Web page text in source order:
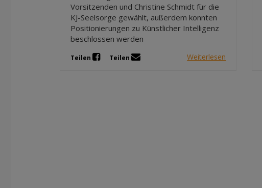
Vorsitzenden und Christine Schmidt für die
KJ-Seelsorge gewählt, außerdem konnten
Positionierungen zu Künstlicher Intelligenz
beschlossen werden
Teilen Teilen Weiterlesen